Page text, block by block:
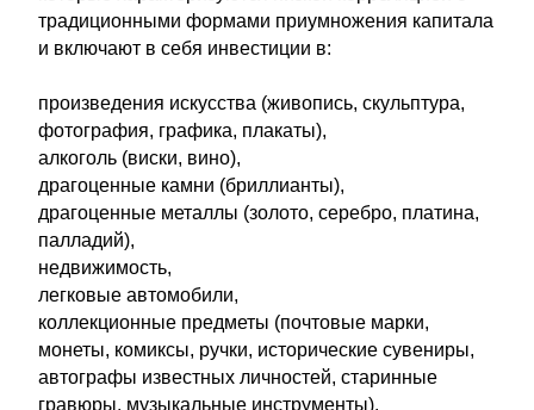
традиционными формами приумножения капитала
и включают в себя инвестиции в:
произведения искусства (живопись, скульптура,
фотография, графика, плакаты),
алкоголь (виски, вино),
драгоценные камни (бриллианты),
драгоценные металлы (золото, серебро, платина,
палладий),
недвижимость,
легковые автомобили,
коллекционные предметы (почтовые марки,
монеты, комиксы, ручки, исторические сувениры,
автографы известных личностей, старинные
гравюры, музыкальные инструменты).